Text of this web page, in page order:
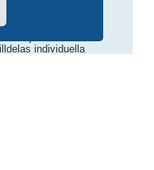
som delar in
som
individuella